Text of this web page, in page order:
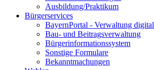
Ausbildung/Praktikum
Bürgerservices
BayernPortal - Verwaltung digital
Bau- und Beitragsverwaltung
Bürgerinformationssystem
Sonstige Formulare
Bekanntmachungen